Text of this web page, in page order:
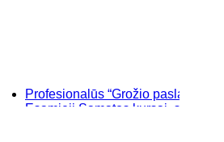
Profesionalūs “Grožio paslaptys”,
Esamieji Sąmatos kursai, su